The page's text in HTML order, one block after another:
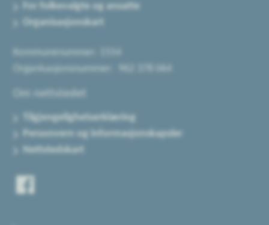
For folkevalgte og ansatte
Organisasjonskart
Kommunenummer: 1554
Organisasjonsnummer: 962 378 064
Om nettstedet
Tilgjengelighetserklæring
Personvern og informasjonskapsler
Nettstedskart